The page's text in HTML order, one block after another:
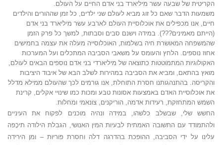
הקריטית של שבעה עשר מיליארד בני אדם החיים על העולם.
משמעות הדבר שאם כל זוג מביא לעולם שני ילדים, כל זמן שההורים והילדים
חיים, אנו מכפילים את אוכלוסיית העולם לארבע עשר מיליארד בני אדם
(הייתם מאמינים???). במידה וישנם סבים וסבתות, למשך כל פרק הזמן
שהמשפחה המאושרת חיה בשלמות, האוכלוסייה מעלה את עצמה בחמישים
אחוז נוספים. הלחץ והעומס על משאבי הסביבה המתכלים ועל המערכות
האקולוגיות המתמוטטות כתוצאה של מיליארדי בני אדם נוספים הבאים לעולם,
מואץ בהתאם, ומביא את הסביבה במהירות לשלב הבא של איבוד היציבות
והקריסה. בהתנהגותנו חסרת התוחלת, אנו גורמים לכך שהעולם ממילא מדלל
את אוכלוסיית האדם באמצעות אסונות טבע ומכות כמו שינויי אקלים, קרינת
השמש המתחזקת, רעידות אדמה, הוריקנים, צונאמי ומחלות.
החשש שלי, שבשלב כלשהו, במידה ונהיה מוכנים לפקוח את העיניים
ולהתמודד עם התשובה האמתית לבעיות המין האנושי, הגבלת הילודה תיכָפה
עלינו על ידי הסביבה, ההופכת בהדרגה דלה וחסרת פוריות – ומן הירידה